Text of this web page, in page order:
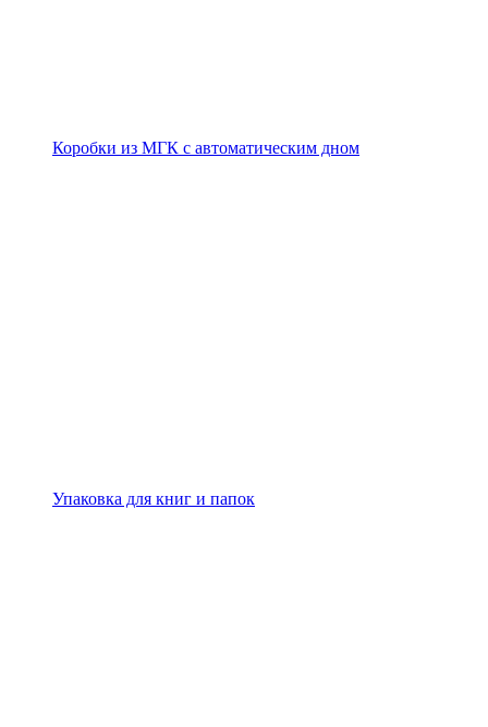
Коробки из МГК с автоматическим дном
Упаковка для книг и папок